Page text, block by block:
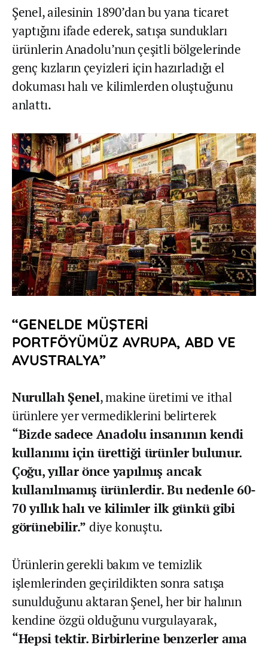
Şenel, ailesinin 1890’dan bu yana ticaret
yaptığını ifade ederek, satışa sundukları
ürünlerin Anadolu’nun çeşitli bölgelerinde
genç kızların çeyizleri için hazırladığı el
dokuması halı ve kilimlerden oluştuğunu
anlattı.
“GENELDE MÜŞTERİ
PORTFÖYÜMÜZ AVRUPA, ABD VE
AVUSTRALYA”
Nurullah Şenel, makine üretimi ve ithal
ürünlere yer vermediklerini belirterek
“Bizde sadece Anadolu insanının kendi
kullanımı için ürettiği ürünler bulunur.
Çoğu, yıllar önce yapılmış ancak
kullanılmamış ürünlerdir. Bu nedenle 60-
70 yıllık halı ve kilimler ilk günkü gibi
görünebilir.” diye konuştu.
Ürünlerin gerekli bakım ve temizlik
işlemlerinden geçirildikten sonra satışa
sunulduğunu aktaran Şenel, her bir halının
kendine özgü olduğunu vurgulayarak,
“Hepsi tektir. Birbirlerine benzerler ama